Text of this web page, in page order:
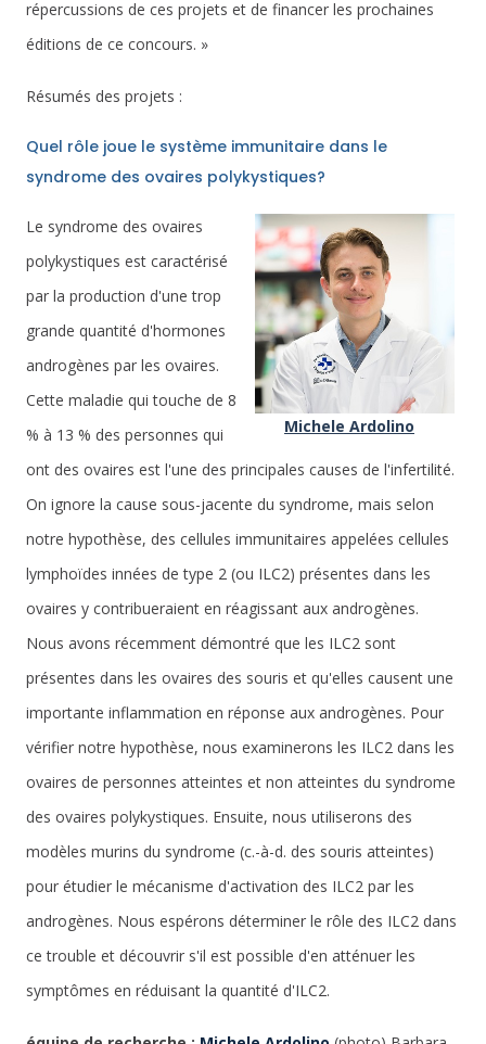
répercussions de ces projets et de financer les prochaines
éditions de ce concours. »
Résumés des projets :
Quel rôle joue le système immunitaire dans le
syndrome des ovaires polykystiques?
Michele Ardolino
Le syndrome des ovaires
polykystiques est caractérisé
par la production d'une trop
grande quantité d'hormones
androgènes par les ovaires.
Cette maladie qui touche de 8
% à 13 % des personnes qui
ont des ovaires est l'une des principales causes de l'infertilité.
On ignore la cause sous-jacente du syndrome, mais selon
notre hypothèse, des cellules immunitaires appelées cellules
lymphoïdes innées de type 2 (ou ILC2) présentes dans les
ovaires y contribueraient en réagissant aux androgènes.
Nous avons récemment démontré que les ILC2 sont
présentes dans les ovaires des souris et qu'elles causent une
importante inflammation en réponse aux androgènes. Pour
vérifier notre hypothèse, nous examinerons les ILC2 dans les
ovaires de personnes atteintes et non atteintes du syndrome
des ovaires polykystiques. Ensuite, nous utiliserons des
modèles murins du syndrome (c.-à-d. des souris atteintes)
pour étudier le mécanisme d'activation des ILC2 par les
androgènes. Nous espérons déterminer le rôle des ILC2 dans
ce trouble et découvrir s'il est possible d'en atténuer les
symptômes en réduisant la quantité d'ILC2.